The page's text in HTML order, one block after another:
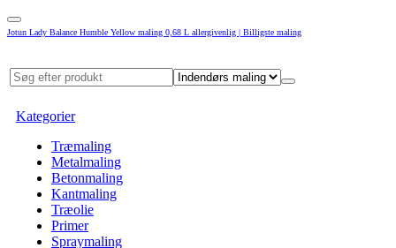
Jotun Lady Balance Humble Yellow maling 0,68 L allergivenlig | Billigste maling
Kategorier
Træmaling
Metalmaling
Betonmaling
Kantmaling
Træolie
Primer
Spraymaling